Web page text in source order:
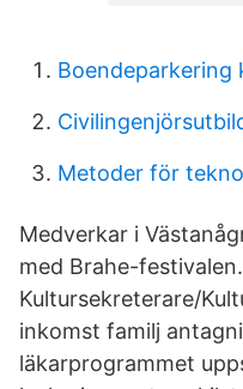
Boendeparkering
Metoder för
Medverkar i
med Brahe-
Kultursekreterare/​
inkomst familj
läkarprogrammet